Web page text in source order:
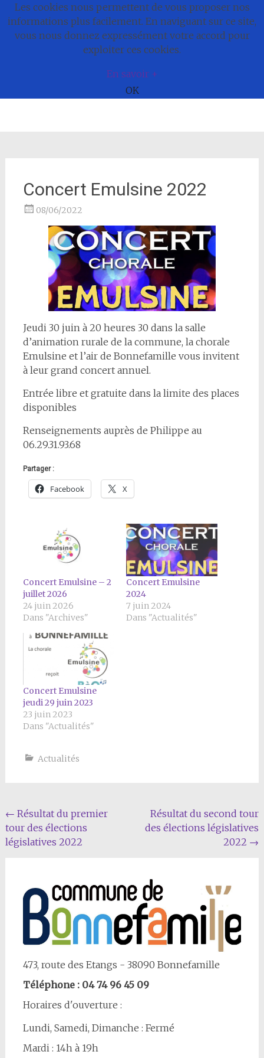
Commune de
Bonnefamille
Concert Emulsine 2022
08/06/2022
Jeudi 30 juin à 20 heures 30 dans la salle
d’animation rurale de la commune, la chorale
Emulsine et l’air de Bonnefamille vous invitent
à leur grand concert annuel.
Entrée libre et gratuite dans la limite des places
disponibles
Renseignements auprès de Philippe au
06.29.31.93.68
Partager :
Facebook X
Concert Emulsine – 2
juillet 2026
24 juin 2026
Dans "Archives"
Concert Emulsine
2024
7 juin 2024
Dans "Actualités"
Concert Emulsine
jeudi 29 juin 2023
23 juin 2023
Dans "Actualités"
Actualités
Navigation
Article
← Résultat du premier
tour des élections
législatives 2022
Résultat du second tour
des élections législatives
2022 →
473, route des Etangs - 38090 Bonnefamille
Téléphone : 04 74 96 45 09
Horaires d'ouverture :
Lundi, Samedi, Dimanche : Fermé
Mardi : 14h à 19h
Les cookies nous permettent de vous proposer nos
informations plus facilement. En naviguant sur ce site,
vous nous donnez expressément votre accord pour
exploiter ces cookies.
En savoir +
OK